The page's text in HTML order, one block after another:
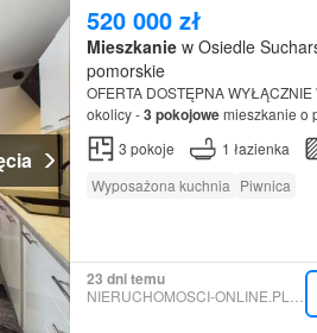
520 000 zł
Mieszkaniew Osiedle
pomorskie
OFERTA DOSTĘPNA
okolicy -3pokojowemieszkanie o
mieszkania składają się salon z
3 pokoje 1 łazienka
Wyposażona kuchnia Piwnica
23 dni temu